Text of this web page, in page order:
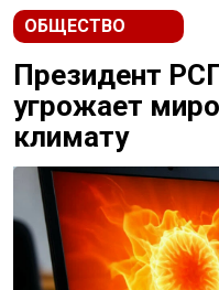
ОБЩЕСТВО
Президент
угрожает
климату